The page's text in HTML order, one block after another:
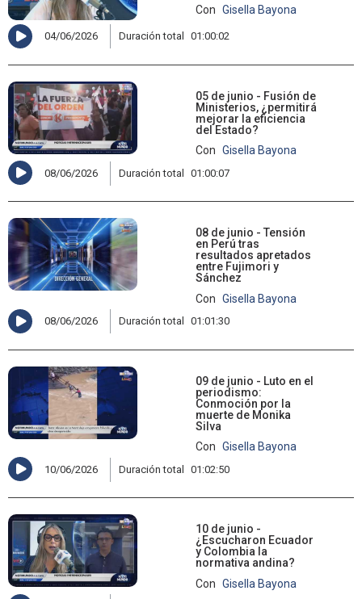
Con Gisella Bayona
04/06/2026 Duración total 01:00:02
05 de junio - Fusión de
Ministerios, ¿permitirá
mejorar la eficiencia
del Estado?
Con Gisella Bayona
08/06/2026 Duración total 01:00:07
08 de junio - Tensión
en Perú tras
resultados apretados
entre Fujimori y
Sánchez
Con Gisella Bayona
08/06/2026 Duración total 01:01:30
09 de junio - Luto en el
periodismo:
Conmoción por la
muerte de Monika
Silva
Con Gisella Bayona
10/06/2026 Duración total 01:02:50
10 de junio -
¿Escucharon Ecuador
y Colombia la
normativa andina?
Con Gisella Bayona